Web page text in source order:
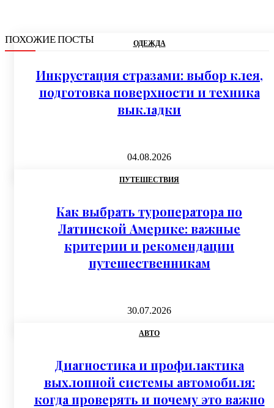
ПОХОЖИЕ ПОСТЫ ОДЕЖДА
Инкрустация стразами: выбор клея,
подготовка поверхности и техника
выкладки
04.08.2026
ПУТЕШЕСТВИЯ
Как выбрать туроператора по
Латинской Америке: важные
критерии и рекомендации
путешественникам
30.07.2026
АВТО
Диагностика и профилактика
выхлопной системы автомобиля:
когда проверять и почему это важно